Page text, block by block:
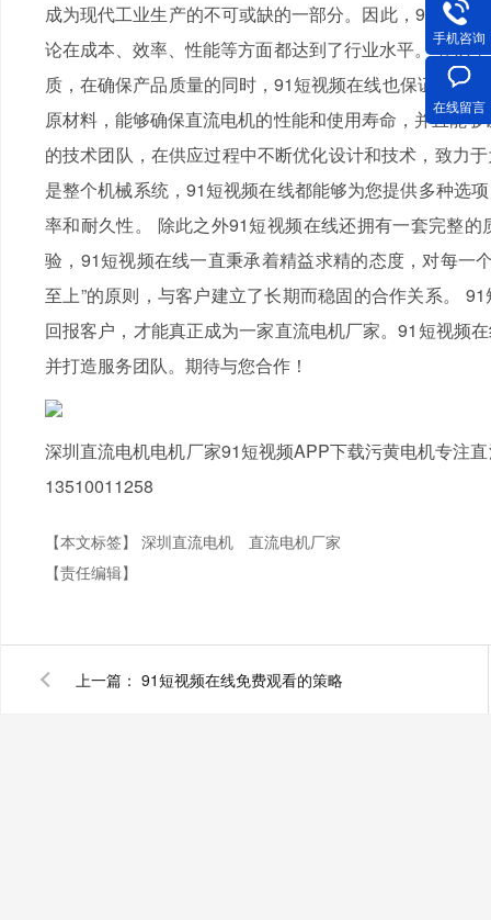
成为现代工业生产的不可或缺的一部分。因此，91短视
论在成本、效率、性能等方面都达到了行业水平。 在从
质，在确保产品质量的同时，91短视频在线也保证了对
原材料，能够确保直流电机的性能和使用寿命，并且能
的技术团队，在供应过程中不断优化设计和技术，致力
是整个机械系统，91短视频在线都能够为您提供多种选
率和耐久性。 除此之外91短视频在线还拥有一套完整
验，91短视频在线一直秉承着精益求精的态度，对每一
至上”的原则，与客户建立了长期而稳固的合作关系。
回报客户，才能真正成为一家直流电机厂家。91短视频
并打造服务团队。期待与您合作！
深圳直流电机电机厂家91短视频APP下载污黄电机专注
13510011258
【本文标签】 深圳直流电机
直流电机厂家
【责任编辑】
上一篇： 91短视频在线免费观看的策略
手机咨询
在线留言